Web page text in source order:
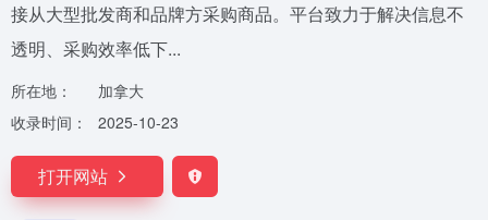
接从大型批发商和品牌方采购商品。平台致力于解决信息不
透明、采购效率低下...
所在地：
加拿大
收录时间：
2025-10-23
打开网站